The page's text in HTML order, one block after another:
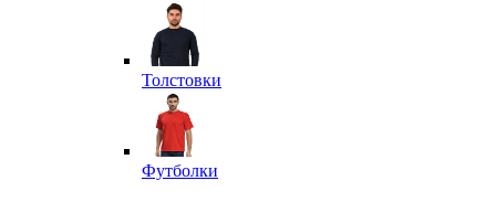
Толстовки
Футболки